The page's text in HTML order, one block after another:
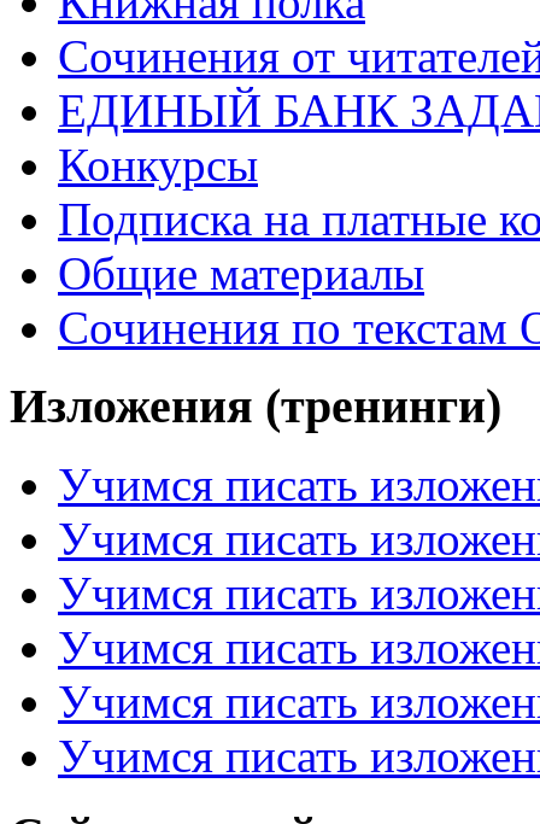
Cочинения от
ЕДИНЫЙ БАНК
Конкурсы
Подписка на платные
Общие материалы
Сочинения по текстам
Изложения (тренинги)
Учимся писать
Учимся писать
Учимся писать
Учимся писать
Учимся писать
Учимся писать